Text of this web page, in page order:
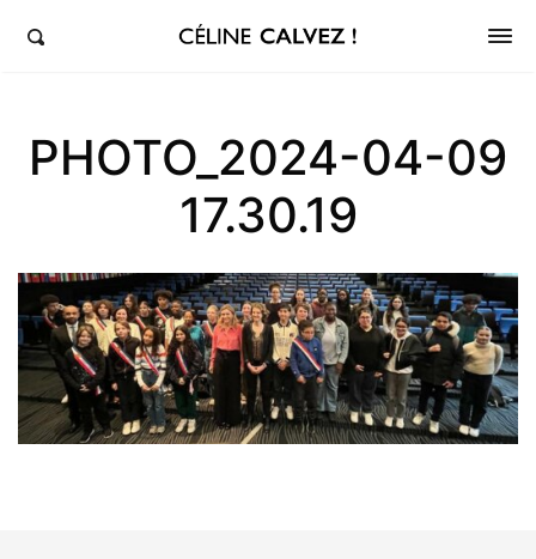
Céline Calvez, députée de la 5ème circonscription des Hauts-de-Seine et Clichy-Levallois
PHOTO_2024-04-09
17.30.19